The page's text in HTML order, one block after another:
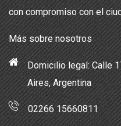
con compromiso con el
Más sobre nosotros
Domicilio legal: Calle
Aires, Argentina
02266 15660811